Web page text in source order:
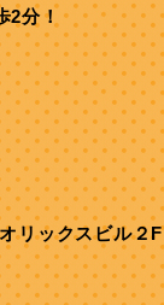
2分！
リックスビル２F